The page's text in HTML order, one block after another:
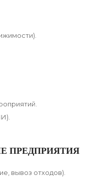
ПРЕДПРИЯТИЯ
вывоз отходов).